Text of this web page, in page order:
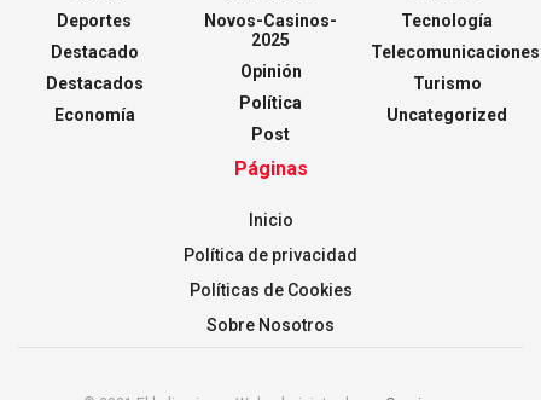
Deportes
Destacado
Destacados
Economía
Novos-Casinos-
2025
Opinión
Política
Post
Tecnología
Telecomunicaciones
Turismo
Uncategorized
Páginas
Inicio
Política de privacidad
Políticas de Cookies
Sobre Nosotros